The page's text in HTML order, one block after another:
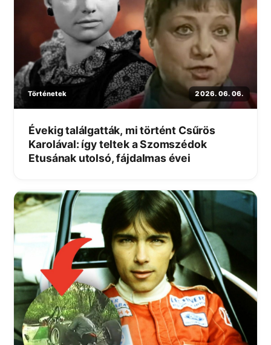
Történetek 2026. 06. 06.
Évekig találgatták, mi történt Csűrös
Karolával: így teltek a Szomszédok
Etusának utolsó, fájdalmas évei